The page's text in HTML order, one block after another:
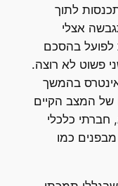
לתוך
אצלי
לפועל בהסכם
פשוט לא רוצה.
בהמשך
המצב הקיים
חברתי כלכלי
מבפנים כמו